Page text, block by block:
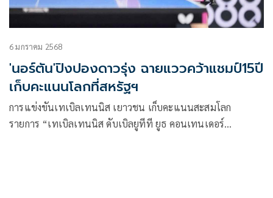
6 มกราคม 2568
'นอร์ตัน'ปิงปองดาวรุ่ง ฉายแววคว้าแชมป์15ปี
เก็บคะแนนโลกที่สหรัฐฯ
การแข่งขันเทเบิลเทนนิส เยาวชน เก็บคะแนนสะสมโลก
รายการ “เทเบิลเทนนิส ดับเบิลยูทีที ยูธ คอนเทนเดอร์